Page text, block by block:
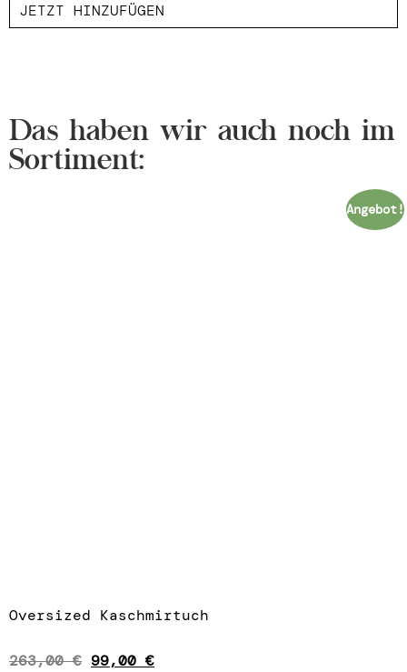
JETZT HINZUFÜGEN
Das haben wir auch noch im
Sortiment:
Angebot!
Oversized Kaschmirtuch
263,00€ 99,00 €